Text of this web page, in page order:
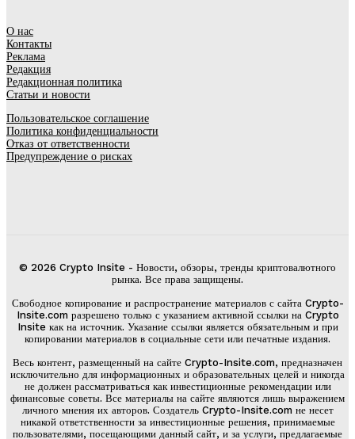
О нас
Контакты
Реклама
Редакция
Редакционная политика
Статьи и новости
Пользовательское соглашение
Политика конфиденциальности
Отказ от ответственности
Предупреждение о рисках
© 2026 Crypto Insite - Новости, обзоры, тренды криптовалютного
рынка. Все права защищены.
Свободное копирование и распространение материалов с сайта Crypto-
Insite.com разрешено только с указанием активной ссылки на Crypto
Insite как на источник. Указание ссылки является обязательным и при
копировании материалов в социальные сети или печатные издания.
Весь контент, размещенный на сайте Crypto-Insite.com, предназначен
исключительно для информационных и образовательных целей и никогда
не должен рассматриваться как инвестиционные рекомендации или
финансовые советы. Все материалы на сайте являются лишь выражением
личного мнения их авторов. Создатель Crypto-Insite.com не несет
никакой ответственности за инвестиционные решения, принимаемые
пользователями, посещающими данный сайт, и за услуги, предлагаемые